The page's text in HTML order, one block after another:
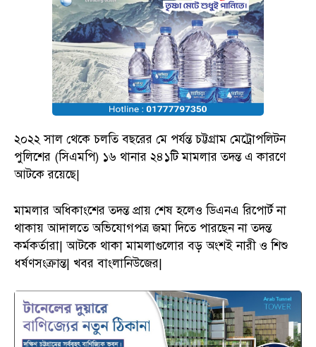
২০২২ সাল থেকে চলতি বছরের মে পর্যন্ত চট্টগ্রাম মেট্রোপলিটন
পুলিশের (সিএমপি) ১৬ থানার ২৪১টি মামলার তদন্ত এ কারণে
আটকে রয়েছে|
মামলার অধিকাংশের তদন্ত প্রায় শেষ হলেও ডিএনএ রিপোর্ট না
থাকায় আদালতে অভিযোগপত্র জমা দিতে পারছেন না তদন্ত
কর্মকর্তারা| আটকে থাকা মামলাগুলোর বড় অংশই নারী ও শিশু
ধর্ষণসংক্রান্ত| খবর বাংলানিউজের|